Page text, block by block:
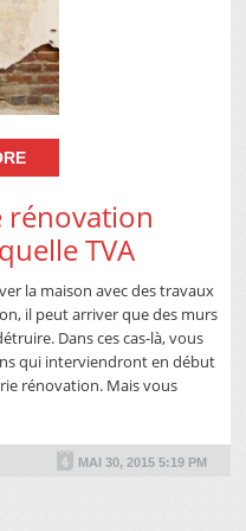
rénovation
TVA
la maison avec des travaux
il peut arriver que des murs
Dans ces cas-là, vous
qui interviendront en début
rénovation. Mais vous
MAI 30, 2015 5:19 PM